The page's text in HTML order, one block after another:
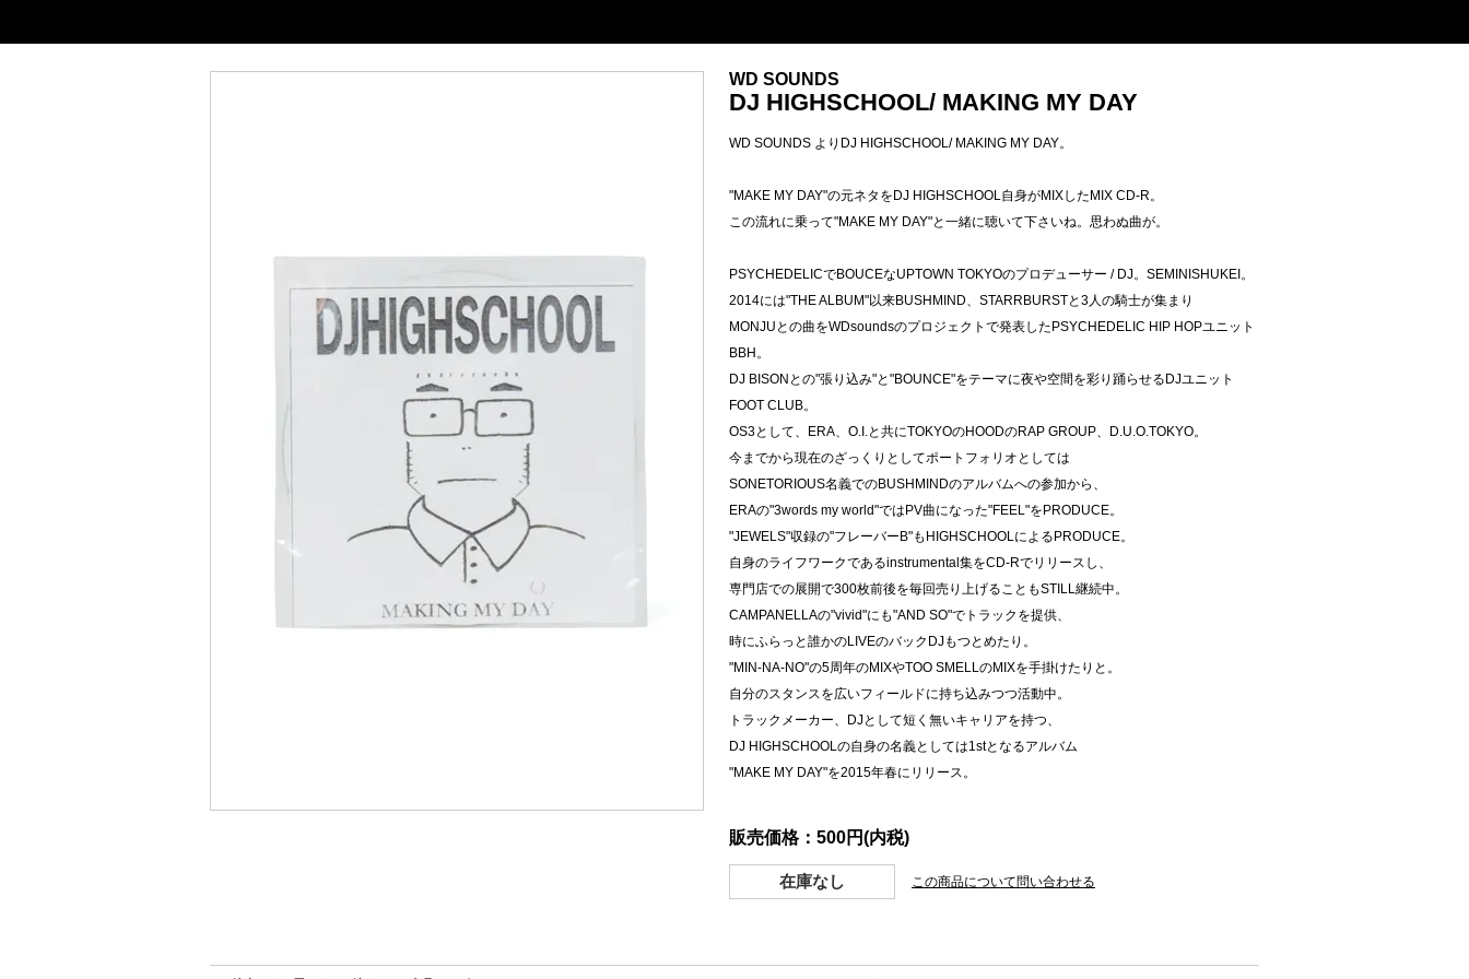
WD SOUNDS
DJ HIGHSCHOOL/ MAKING MY DAY
WD SOUNDS よりDJ HIGHSCHOOL/ MAKING MY DAY。
"MAKE MY DAY"の元ネタをDJ HIGHSCHOOL自身がMIXしたMIX CD-R。
この流れに乗って"MAKE MY DAY"と一緒に聴いて下さいね。思わぬ曲が。
PSYCHEDELICでBOUCEなUPTOWN TOKYOのプロデューサー / DJ。SEMINISHUKEI。
2014には"THE ALBUM"以来BUSHMIND、STARRBURSTと3人の騎士が集まり
MONJUとの曲をWDsoundsのプロジェクトで発表したPSYCHEDELIC HIP HOPユニット
BBH。
DJ BISONとの"張り込み"と"BOUNCE"をテーマに夜や空間を彩り踊らせるDJユニット
FOOT CLUB。
OS3として、ERA、O.I.と共にTOKYOのHOODのRAP GROUP、D.U.O.TOKYO。
今までから現在のざっくりとしてポートフォリオとしては
SONETORIOUS名義でのBUSHMINDのアルバムへの参加から、
ERAの"3words my world"ではPV曲になった"FEEL"をPRODUCE。
"JEWELS"収録の"フレーバーB"もHIGHSCHOOLによるPRODUCE。
自身のライフワークであるinstrumental集をCD-Rでリリースし、
専門店での展開で300枚前後を毎回売り上げることもSTILL継続中。
CAMPANELLAの"vivid"にも"AND SO"でトラックを提供、
時にふらっと誰かのLIVEのバックDJもつとめたり。
"MIN-NA-NO"の5周年のMIXやTOO SMELLのMIXを手掛けたりと。
自分のスタンスを広いフィールドに持ち込みつつ活動中。
トラックメーカー、DJとして短く無いキャリアを持つ、
DJ HIGHSCHOOLの自身の名義としては1stとなるアルバム
"MAKE MY DAY"を2015年春にリリース。
販売価格：500円(内税)
在庫なし この商品について問い合わせる